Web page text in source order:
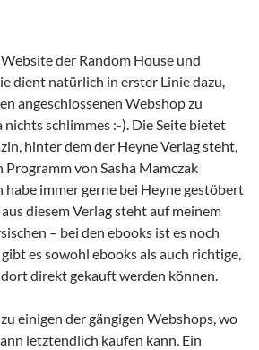
der Random House und
dient natürlich in erster Linie dazu,
angeschlossenen Webshop zu
nichts schlimmes :-). Die Seite bietet
hinter dem der Heyne Verlag steht,
Programm von Sasha Mamczak
immer gerne bei Heyne gestöbert
diesem Verlag steht auf meinem
– bei den ebooks ist es noch
es sowohl ebooks als auch richtige,
direkt gekauft werden können.
einigen der gängigen Webshops, wo
letztendlich kaufen kann. Ein